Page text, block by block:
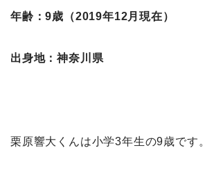
年齢：9歳（2019年12月現在）
出身地：神奈川県
栗原響大くんは小学3年生の9歳です。